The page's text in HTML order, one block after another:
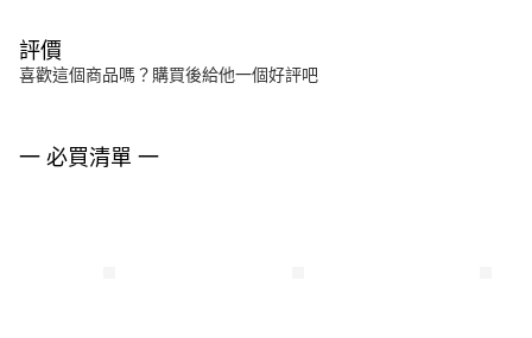
評價
喜歡這個商品嗎？購買後給他一個好評吧
一 必買清單 一